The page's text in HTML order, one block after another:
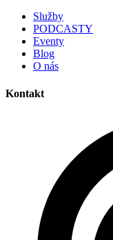
Služby
PODCASTY
Eventy
Blog
O nás
Kontakt